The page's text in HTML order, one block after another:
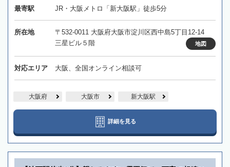
最寄駅 JR・大阪メトロ「新大阪駅」徒歩5分
所在地
〒532-0011 大阪府大阪市淀川区西中島5丁目12-14
三星ビル５階
地図
対応エリア 大阪、全国オンライン相談可
大阪府 大阪市 新大阪駅
詳細を見る